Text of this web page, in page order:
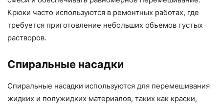
Крюки часто используются в ремонтных работах, где
требуется приготовление небольших объемов густых
растворов.
Спиральные насадки
Спиральные насадки используются для перемешивания
жидких и полужидких материалов, таких как краски,